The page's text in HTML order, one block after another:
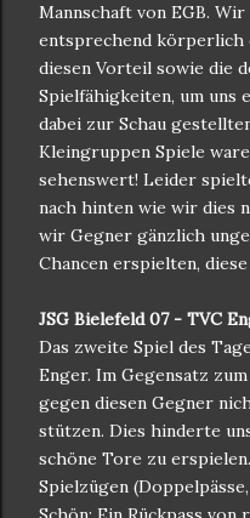
Mannschaft von EGB.
entsprechend körperlich
diesen Vorteil sowie die
Spielfähigkeiten, um uns
dabei zur Schau
Kleingruppen Spiele
sehenswert! Leider
nach hinten wie wir dies
wir Gegner gänzlich
Chancen erspielten,
JSG Bielefeld 07 - TVC
Das zweite Spiel des
Enger. Im Gegensatz
gegen diesen Gegner
stützen. Dies hinderte
schöne Tore zu
Spielzügen